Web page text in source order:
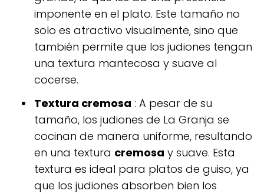
imponente en el plato. Este tamaño no
solo es atractivo visualmente, sino que
también permite que los judiones tengan
una textura mantecosa y suave al
cocerse.
Textura cremosa : A pesar de su
tamaño, los judiones de La Granja se
cocinan de manera uniforme, resultando
en una textura cremosa y suave. Esta
textura es ideal para platos de guiso, ya
que los judiones absorben bien los